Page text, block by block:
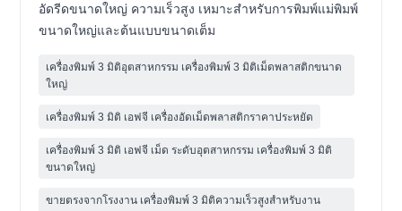
อัดรีดขนาดใหญ่ ความเร็วสูง เหมาะสำหรับการพิมพ์แม่พิมพ์
ขนาดใหญ่และต้นแบบขนาดเต็ม
เครื่องพิมพ์ 3 มิติอุตสาหกรรม เครื่องพิมพ์ 3 มิติเม็ดพลาสติกขนาด
ใหญ่
เครื่องพิมพ์ 3 มิติ เอฟจี เครื่องอัดเม็ดพลาสติกราคาประหยัด
เครื่องพิมพ์ 3 มิติ เอฟจี เม็ด ระดับอุตสาหกรรม เครื่องพิมพ์ 3 มิติ
ขนาดใหญ่
ขายตรงจากโรงงาน เครื่องพิมพ์ 3 มิติความเร็วสูงสำหรับงาน